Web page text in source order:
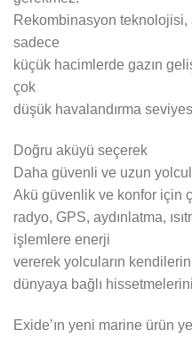
Rekombinasyon teknolojisi,
sadece
küçük hacimlerde gazın
çok
düşük havalandırma
Doğru aküyü seçerek
Daha güvenli ve uzun
Akü güvenlik ve konfor için
radyo, GPS, aydınlatma,
işlemlere enerji
vererek yolcuların
dünyaya bağlı
Exide’ın yeni marine ürün